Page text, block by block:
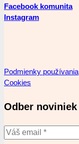
Facebook komunita
Instagram
Podmienky používania
Cookies
Odber noviniek